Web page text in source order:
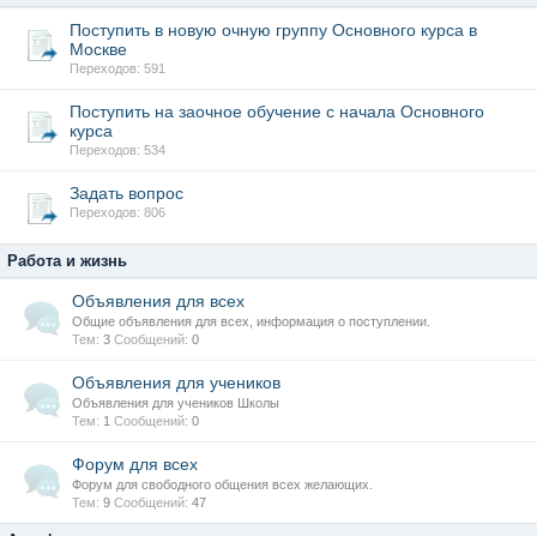
Поступить в новую очную группу Основного курса в
Москве
Переходов: 591
Поступить на заочное обучение с начала Основного
курса
Переходов: 534
Задать вопрос
Переходов: 806
Работа и жизнь
Объявления для всех
Общие объявления для всех, информация о поступлении.
Тем: 3 Сообщений: 0
Объявления для учеников
Объявления для учеников Школы
Тем: 1 Сообщений: 0
Форум для всех
Форум для свободного общения всех желающих.
Тем: 9 Сообщений: 47